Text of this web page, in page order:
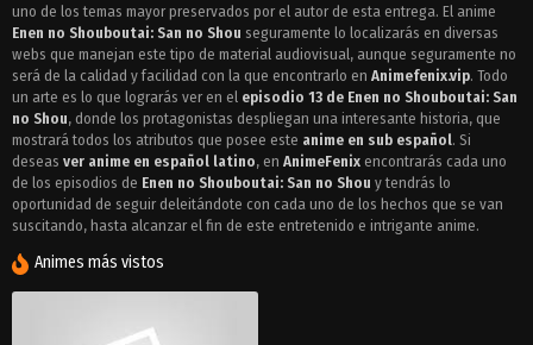
uno de los temas mayor preservados por el autor de esta entrega. El anime
Enen no Shouboutai: San no Shou seguramente lo localizarás en diversas
webs que manejan este tipo de material audiovisual, aunque seguramente no
será de la calidad y facilidad con la que encontrarlo en Animefenix.vip. Todo
un arte es lo que lograrás ver en el episodio 13 de Enen no Shouboutai: San
no Shou, donde los protagonistas despliegan una interesante historia, que
mostrará todos los atributos que posee este anime en sub español. Si
deseas ver anime en español latino, en AnimeFenix encontrarás cada uno
de los episodios de Enen no Shouboutai: San no Shou y tendrás lo
oportunidad de seguir deleitándote con cada uno de los hechos que se van
suscitando, hasta alcanzar el fin de este entretenido e intrigante anime.
Animes más vistos